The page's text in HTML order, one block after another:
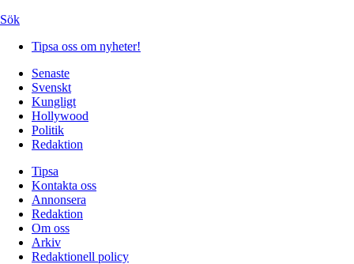
Sök
Tipsa oss om nyheter!
Senaste
Svenskt
Kungligt
Hollywood
Politik
Redaktion
Tipsa
Kontakta oss
Annonsera
Redaktion
Om oss
Arkiv
Redaktionell policy